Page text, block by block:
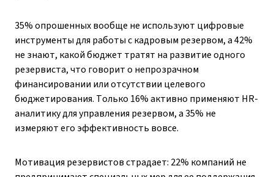
35% опрошенных вообще не используют цифровые
инструменты для работы с кадровым резервом, а 42%
не знают, какой бюджет тратят на развитие одного
резервиста, что говорит о непрозрачном
финансировании или отсутствии целевого
бюджетирования. Только 16% активно применяют HR-
аналитику для управления резервом, а 35% не
измеряют его эффективность вовсе.
Мотивация резервистов страдает: 22% компаний не